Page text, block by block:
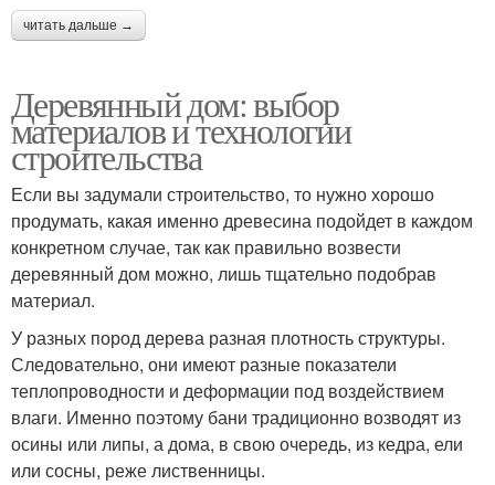
читать дальше →
Деревянный дом: выбор
материалов и технологии
строительства
Если вы задумали строительство, то нужно хорошо
продумать, какая именно древесина подойдет в каждом
конкретном случае, так как правильно возвести
деревянный дом можно, лишь тщательно подобрав
материал.
У разных пород дерева разная плотность структуры.
Следовательно, они имеют разные показатели
теплопроводности и деформации под воздействием
влаги. Именно поэтому бани традиционно возводят из
осины или липы, а дома, в свою очередь, из кедра, ели
или сосны, реже лиственницы.